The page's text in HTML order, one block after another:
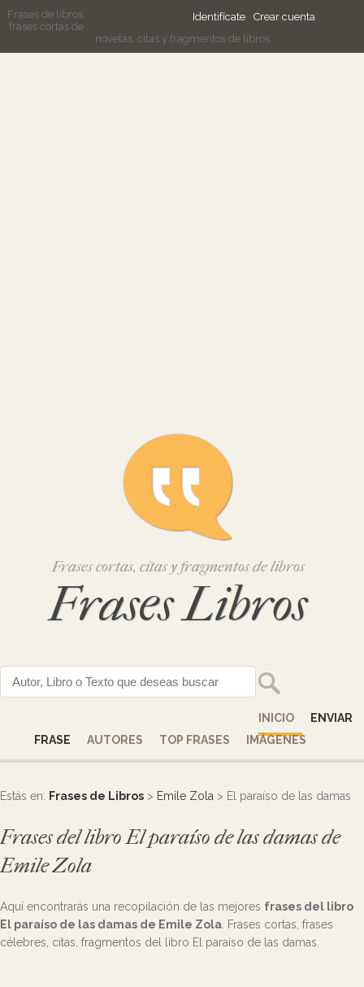
Identifícate Crear cuenta
Frases de libros,
frases cortas de
novelas, citas y fragmentos de libros
Frases cortas, citas y fragmentos de libros
Frases Libros
INICIO
ENVIAR
FRASE
AUTORES TOP FRASES IMÁGENES
Estás en: Frases de Libros > Emile Zola > El paraíso de las damas
Frases del libro El paraíso de las damas de
Emile Zola
Aquí encontrarás una recopilación de las mejores frases del libro
El paraíso de las damas de Emile Zola . Frases cortas, frases
célebres, citas, fragmentos del libro El paraíso de las damas.